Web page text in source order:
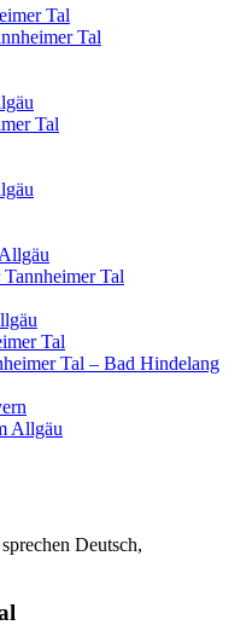
Tal
Tal
Tal
Tal
Tal
Tal – Bad Hindelang
Allgäu
Deutsch,